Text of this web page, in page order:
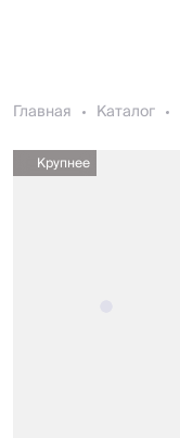
Главная Каталог
Крупнее